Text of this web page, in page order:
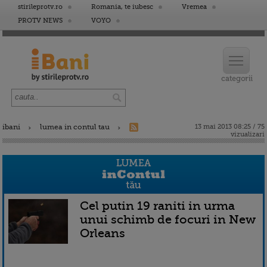
stirileprotv.ro Romania, te iubesc
Vremea
PROTV NEWS
VOYO
ibani lumea in contul tau
13 mai 2013 08:25 / 75
vizualizari
Cel putin 19 raniti in urma
unui schimb de focuri in New
Orleans